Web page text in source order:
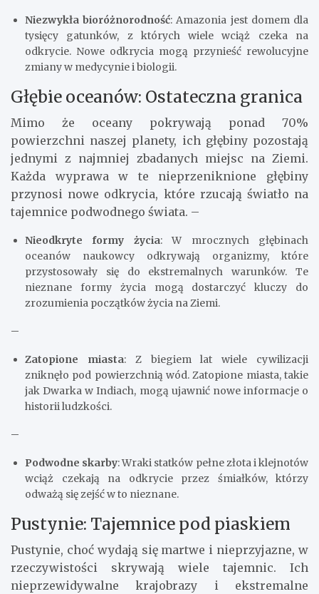
Niezwykła bioróżnorodność: Amazonia jest domem dla
tysięcy gatunków, z których wiele wciąż czeka na
odkrycie. Nowe odkrycia mogą przynieść rewolucyjne
zmiany w medycynie i biologii.
Głębie oceanów: Ostateczna granica
Mimo że oceany pokrywają ponad 70%
powierzchni naszej planety, ich głębiny pozostają
jednymi z najmniej zbadanych miejsc na Ziemi.
Każda wyprawa w te nieprzeniknione głębiny
przynosi nowe odkrycia, które rzucają światło na
tajemnice podwodnego świata. –
Nieodkryte formy życia: W mrocznych głębinach
oceanów naukowcy odkrywają organizmy, które
przystosowały się do ekstremalnych warunków. Te
nieznane formy życia mogą dostarczyć kluczy do
zrozumienia początków życia na Ziemi.
–
Zatopione miasta: Z biegiem lat wiele cywilizacji
zniknęło pod powierzchnią wód. Zatopione miasta, takie
jak Dwarka w Indiach, mogą ujawnić nowe informacje o
historii ludzkości.
–
Podwodne skarby: Wraki statków pełne złota i klejnotów
wciąż czekają na odkrycie przez śmiałków, którzy
odważą się zejść w to nieznane.
Pustynie: Tajemnice pod piaskiem
Pustynie, choć wydają się martwe i nieprzyjazne, w
rzeczywistości skrywają wiele tajemnic. Ich
nieprzewidywalne krajobrazy i ekstremalne